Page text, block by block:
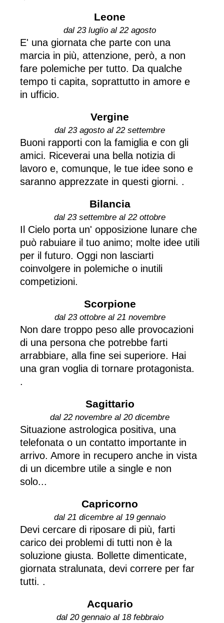
Leone
dal 23 luglio al 22 agosto
E' una giornata che parte con una
marcia in più, attenzione, però, a non
fare polemiche per tutto. Da qualche
tempo ti capita, soprattutto in amore e
in ufficio.
Vergine
dal 23 agosto al 22 settembre
Buoni rapporti con la famiglia e con gli
amici. Riceverai una bella notizia di
lavoro e, comunque, le tue idee sono e
saranno apprezzate in questi giorni. .
Bilancia
dal 23 settembre al 22 ottobre
Il Cielo porta un' opposizione lunare che
può rabuiare il tuo animo; molte idee utili
per il futuro. Oggi non lasciarti
coinvolgere in polemiche o inutili
competizioni.
Scorpione
dal 23 ottobre al 21 novembre
Non dare troppo peso alle provocazioni
di una persona che potrebbe farti
arrabbiare, alla fine sei superiore. Hai
una gran voglia di tornare protagonista.
.
Sagittario
dal 22 novembre al 20 dicembre
Situazione astrologica positiva, una
telefonata o un contatto importante in
arrivo. Amore in recupero anche in vista
di un dicembre utile a single e non
solo...
Capricorno
dal 21 dicembre al 19 gennaio
Devi cercare di riposare di più, farti
carico dei problemi di tutti non è la
soluzione giusta. Bollette dimenticate,
giornata stralunata, devi correre per far
tutti. .
Acquario
dal 20 gennaio al 18 febbraio